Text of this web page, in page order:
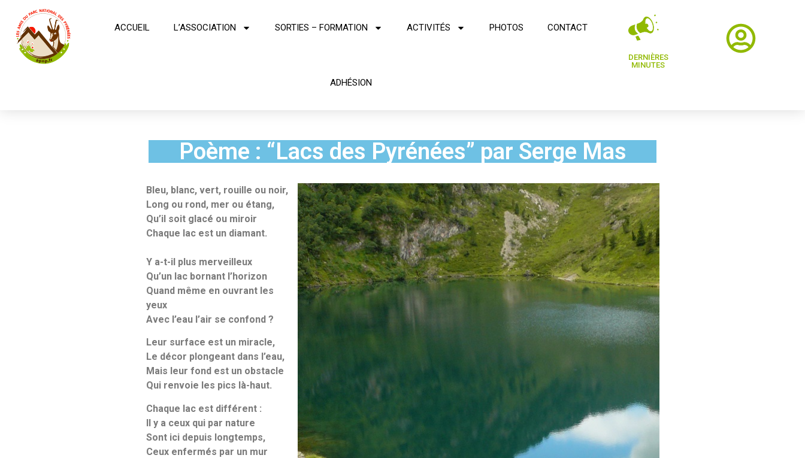
ACCUEIL L’ASSOCIATION SORTIES – FORMATION ACTIVITÉS PHOTOS CONTACT
ADHÉSION
DERNIÈRES
MINUTES
Poème : “Lacs des Pyrénées” par Serge Mas
Bleu, blanc, vert, rouille ou noir,
Long ou rond, mer ou étang,
Qu’il soit glacé ou miroir
Chaque lac est un diamant.
Y a-t-il plus merveilleux
Qu’un lac bornant l’horizon
Quand même en ouvrant les
yeux
Avec l’eau l’air se confond ?
Leur surface est un miracle,
Le décor plongeant dans l’eau,
Mais leur fond est un obstacle
Qui renvoie les pics là-haut.
Chaque lac est différent :
Il y a ceux qui par nature
Sont ici depuis longtemps,
Ceux enfermés par un mur